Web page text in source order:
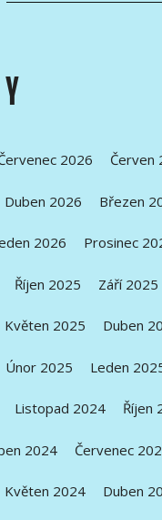
2026 Červen
Duben 2026 Březen
2026 Prosinec
Říjen 2025 Září 2025
Květen 2025 Duben
Únor 2025 Leden
Listopad 2024 Říjen
2024 Červenec
Květen 2024 Duben